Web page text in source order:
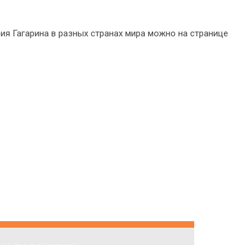
Гагарина в разных странах мира можно на странице